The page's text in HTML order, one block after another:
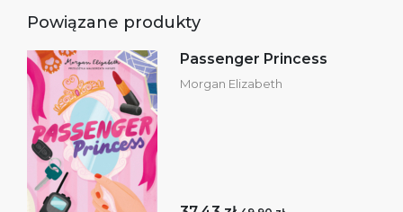
Powiązane produkty
Passenger Princess
Morgan Elizabeth